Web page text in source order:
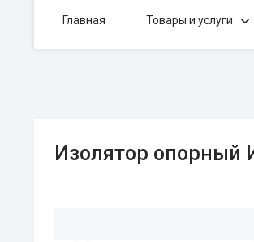
Главная Товары и услуги
Изолятор опорный